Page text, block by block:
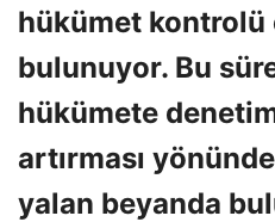
hükümet kontrolü
bulunuyor. Bu
hükümete
artırması
yalan beyanda